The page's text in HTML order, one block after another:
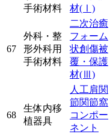
手術材料
材(Ⅰ)
67
外科・整
形外科用
手術材料
二次治癒
フォーム
状創傷被
覆・保護
材(Ⅲ)
68
生体内移
植器具
人工肩関
節関節窩
コンポー
ネント